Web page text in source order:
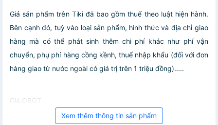
Giá sản phẩm trên Tiki đã bao gồm thuế theo luật hiện hành.
Bên cạnh đó, tuỳ vào loại sản phẩm, hình thức và địa chỉ giao
hàng mà có thể phát sinh thêm chi phí khác như phí vận
chuyển, phụ phí hàng cồng kềnh, thuế nhập khẩu (đối với đơn
hàng giao từ nước ngoài có giá trị trên 1 triệu đồng).....
Giá OBOT
Xem thêm thông tin sản phẩm